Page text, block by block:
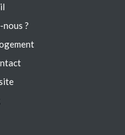
nous ?